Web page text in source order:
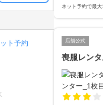
ネット予約で最
店舗公式
喪服レン
ト予約